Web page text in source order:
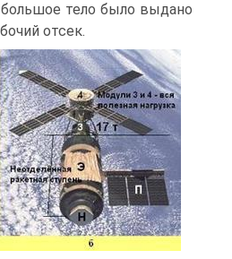
тело было выдано
отсек.